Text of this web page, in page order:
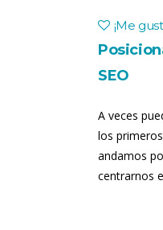
¡Me
SEO
A veces
los
andamos
centrarnos